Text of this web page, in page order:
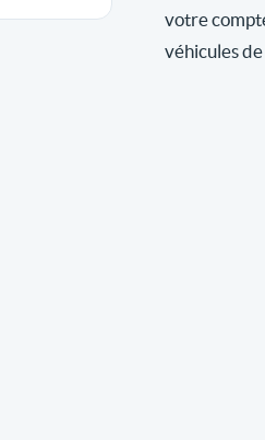
votre
véhicules